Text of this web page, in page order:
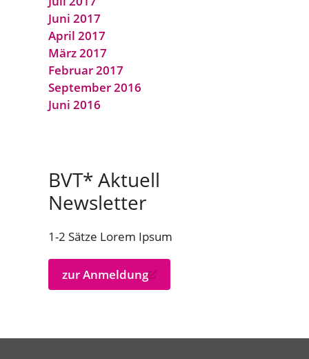
Juni 2017
April 2017
März 2017
Februar 2017
September 2016
Juni 2016
BVT* Aktuell
Newsletter
1-2 Sätze Lorem Ipsum
zur Anmeldung